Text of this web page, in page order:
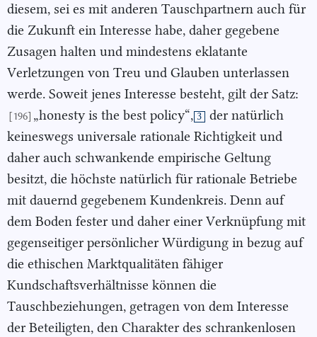
diesem, sei es mit anderen Tauschpartnern auch für
die Zukunft ein Interesse habe, daher gegebene
Zusagen halten und mindestens eklatante
Verletzungen von Treu und Glauben unterlassen
werde. Soweit jenes Interesse besteht, gilt der Satz:
[196] „honesty is the best policy“, 3
der natürlich
keineswegs universale rationale Richtigkeit und
daher auch schwankende empirische Geltung
besitzt, die höchste natürlich für rationale Betriebe
mit dauernd gegebenem Kundenkreis. Denn auf
dem Boden fester und daher einer Verknüpfung mit
gegenseitiger persönlicher Würdigung in bezug auf
die ethischen Marktqualitäten fähiger
Kundschaftsverhältnisse können die
Tauschbeziehungen, getragen von dem Interesse
der Beteiligten, den Charakter des schrankenlosen